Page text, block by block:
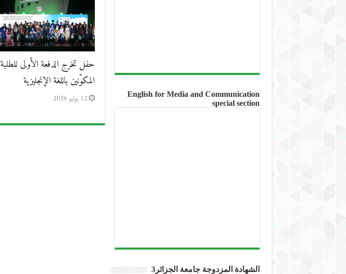
حفل تخرج الدفعة الأولى للطلبة
المكوّنين باللغة الإنجليزية
12 يوليو 2026
English for Media and Communication
special section
الشهادة المزدوجة جامعة الجزائر3